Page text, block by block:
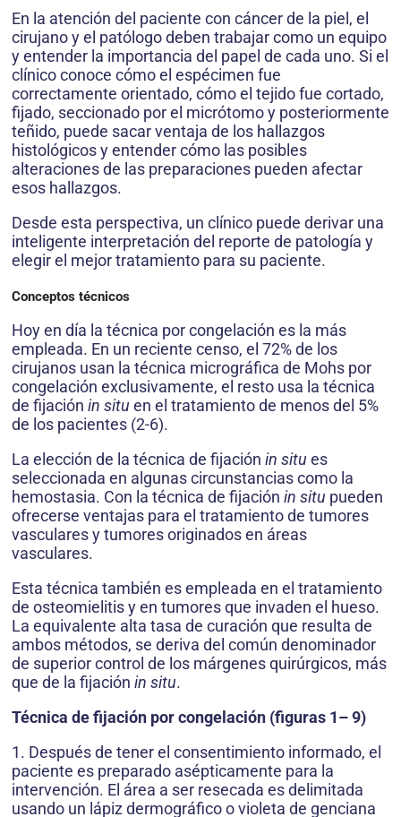
En la atención del paciente con cáncer de la piel, el
cirujano y el patólogo deben trabajar como un equipo
y entender la importancia del papel de cada uno. Si el
clínico conoce cómo el espécimen fue
correctamente orientado, cómo el tejido fue cortado,
fijado, seccionado por el micrótomo y posteriormente
teñido, puede sacar ventaja de los hallazgos
histológicos y entender cómo las posibles
alteraciones de las preparaciones pueden afectar
esos hallazgos.
Desde esta perspectiva, un clínico puede derivar una
inteligente interpretación del reporte de patolo­gía y
elegir el mejor tratamiento para su paciente.
Conceptos técnicos
Hoy en día la técnica por congelación es la más
empleada. En un reciente censo, el 72% de los
cirujanos usan la técnica micrográfica de Mohs por
congelación exclusivamente, el resto usa la técnica
de fijación in situ en el tratamiento de menos del 5%
de los pacientes (2-6).
La elección de la técnica de fijación in situ es
seleccionada en algunas circunstancias como la
hemostasia. Con la técnica de fijación in situ pueden
ofrecerse ventajas para el tratamiento de tumores
vasculares y tumores originados en áreas
vasculares.
Esta técnica también es empleada en el tratamiento
de osteomielitis y en tumores que invaden el hueso.
La equivalente alta tasa de curación que resulta de
ambos métodos, se deriva del común denominador
de superior control de los márgenes quirúrgicos, más
que de la fijación in situ.
Técnica de fijación por congelación (figuras 1– 9)
1. Después de tener el consentimiento informa­do, el
paciente es preparado asépticamente para la
intervención. El área a ser resecada es delimitada
usando un lápiz dermográfico o violeta de genciana